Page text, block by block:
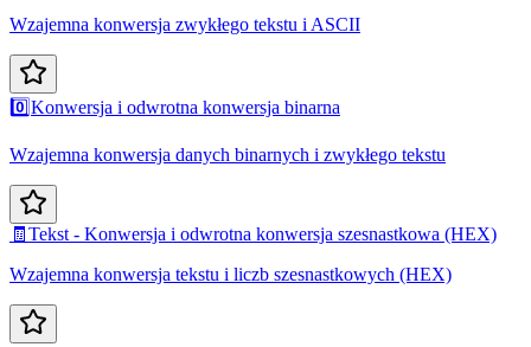
Wzajemna konwersja zwykłego tekstu i ASCII
0️⃣Konwersja i odwrotna konwersja binarna
Wzajemna konwersja danych binarnych i zwykłego tekstu
🧾 Tekst - Konwersja i odwrotna konwersja szesnastkowa (HEX)
Wzajemna konwersja tekstu i liczb szesnastkowych (HEX)